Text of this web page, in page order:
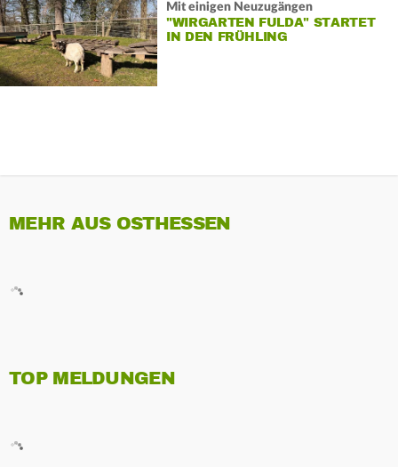
Mit einigen Neuzugängen
"WIRGARTEN FULDA" STARTET
IN DEN FRÜHLING
MEHR AUS OSTHESSEN
TOP MELDUNGEN